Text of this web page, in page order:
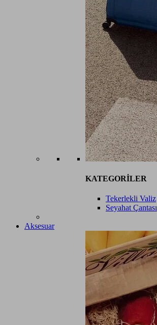
KATEGORİLER
Tekerlekli Valiz
Seyahat Çantası
Aksesuar